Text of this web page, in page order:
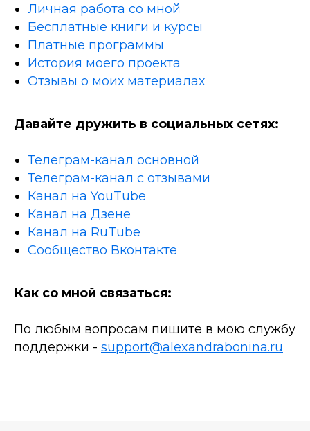
Личная работа со мной
Бесплатные книги и курсы
Платные программы
История моего проекта
Отзывы о моих материалах
Давайте дружить в социальных сетях:
Телеграм-канал основной
Телеграм-канал с отзывами
Канал на YouTube
Канал на Дзене
Канал на RuTube
Сообщество Вконтакте
Как со мной связаться:
По любым вопросам пишите в мою службу
поддержки - support@alexandrabonina.ru